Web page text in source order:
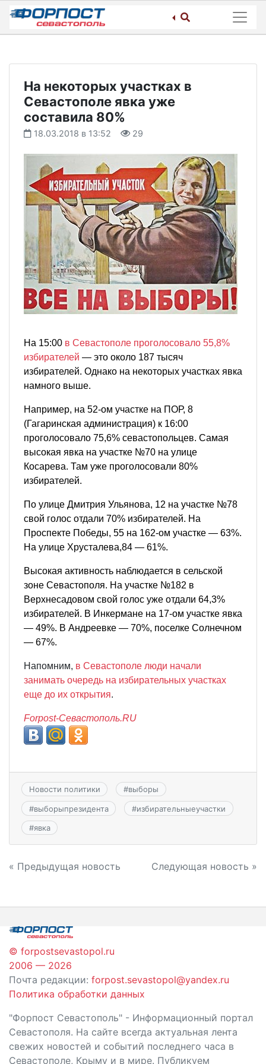
Skip
content
На некоторых участках в
Севастополе явка уже
составила 80%
18.03.2018 в 13:52 29
На 15:00 в Севастополе проголосовало 55,8%
избирателей — это около 187 тысяч
избирателей. Однако на некоторых участках явка
намного выше.
Например, на 52-ом участке на ПОР, 8
(Гагаринская администрация) к 16:00
проголосовало 75,6% севастопольцев. Самая
высокая явка на участке №70 на улице
Косарева. Там уже проголосовали 80%
избирателей.
По улице Дмитрия Ульянова, 12 на участке №78
свой голос отдали 70% избирателей. На
Проспекте Победы, 55 на 162-ом участке — 63%.
На улице Хрусталева,84 — 61%.
Высокая активность наблюдается в сельской
зоне Севастополя. На участке №182 в
Верхнесадовом свой голос уже отдали 64,3%
избирателей. В Инкермане на 17-ом участке явка
— 49%. В Андреевке — 70%, поселке Солнечном
— 67%.
Напомним, в Севастополе люди начали
занимать очередь на избирательных участках
еще до их открытия.
Forpost-Севастополь.RU
Новости политики #выборы
#выборыпрезидента #избирательныеучастки
#явка
Навигация
записям
« Предыдущая новость Следующая новость »
© forpostsevastopol.ru
2006 — 2026
Почта редакции: forpost.sevastopol@yandex.ru
Политика обработки данных
"Форпост Севастополь" - Информационный портал
Севастополя. На сайте всегда актуальная лента
свежих новостей и событий последнего часа в
Севастополе, Крыму и в мире. Публикуем